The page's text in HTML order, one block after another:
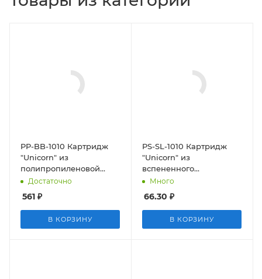
PP-BB-1010 Картридж
"Unicorn" из
полипропиленовой
нити (10"BB 10 микрон)
Достаточно
561 ₽
В КОРЗИНУ
PS-SL-1010 Картридж
"Unicorn" из
вспененного
полипропилена (10"SL
10 микрон)
Много
66.30 ₽
В КОРЗИНУ